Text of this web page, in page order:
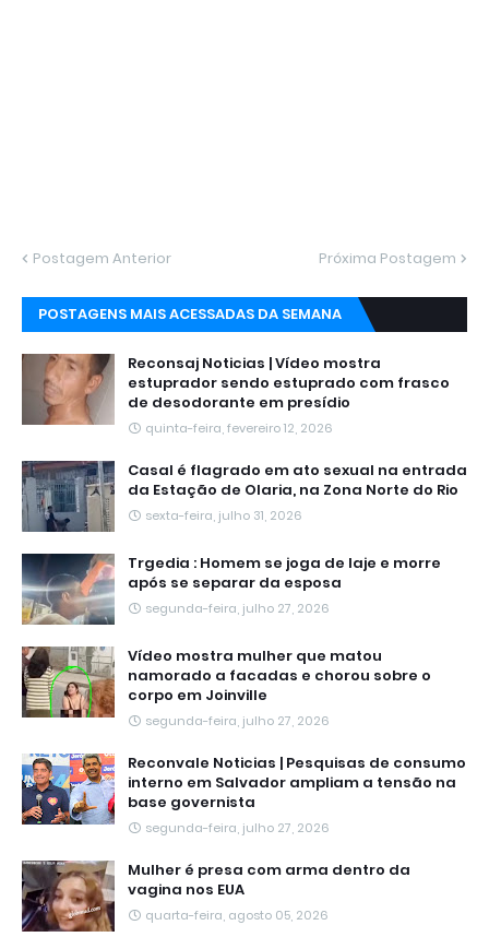
Postagem Anterior Próxima Postagem
POSTAGENS MAIS ACESSADAS DA SEMANA
Reconsaj Noticias | Vídeo mostra
estuprador sendo estuprado com frasco
de desodorante em presídio
quinta-feira, fevereiro 12, 2026
Casal é flagrado em ato sexual na entrada
da Estação de Olaria, na Zona Norte do Rio
sexta-feira, julho 31, 2026
Trgedia : Homem se joga de laje e morre
após se separar da esposa
segunda-feira, julho 27, 2026
Vídeo mostra mulher que matou
namorado a facadas e chorou sobre o
corpo em Joinville
segunda-feira, julho 27, 2026
Reconvale Noticias | Pesquisas de consumo
interno em Salvador ampliam a tensão na
base governista
segunda-feira, julho 27, 2026
Mulher é presa com arma dentro da
vagina nos EUA
quarta-feira, agosto 05, 2026